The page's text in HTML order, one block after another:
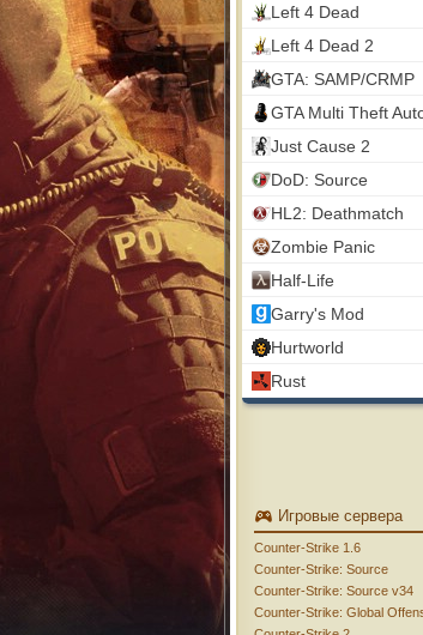
Left 4 Dead
Left 4 Dead 2
GTA: SAMP/CRMP
GTA Multi Theft
Just Cause 2
DoD: Source
HL2: Deathmatch
Zombie Panic
Half-Life
Garry's Mod
Hurtworld
Rust
Игровые сервера
Counter-Strike 1.6
Counter-Strike: Source
Counter-Strike: Source v34
Counter-Strike: Global